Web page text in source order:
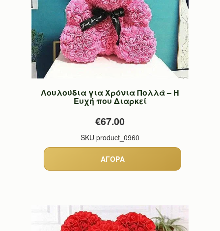
Λουλούδια για Χρόνια Πολλά – Η
Ευχή που Διαρκεί
€67.00
SKU product_0960